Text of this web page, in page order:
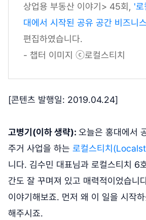
상업용 부동산 이야기> 45회, '로
대에서 시작된 공유 공간 비즈니
편집하였습니다.
- 챕터 이미지 ⓒ로컬스티치
[콘텐츠 발행일: 2019.04.24]
고병기(이하 생략): 오늘은 홍대에서
주거 사업을 하는 로컬스티치
니다. 김수민 대표님과 로컬스티치 6
간도 잘 꾸며져 있고 매력적이었습니
이야기해보죠. 먼저 왜 이 일을 시작
해주시죠.